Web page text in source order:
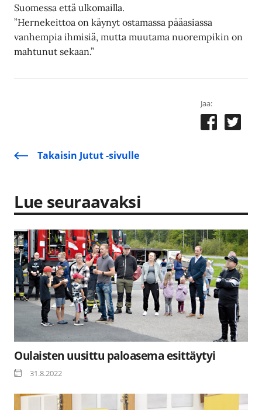
Suomessa että ulkomailla.
”Hernekeittoa on käynyt ostamassa pääasiassa
vanhempia ihmisiä, mutta muutama nuorempikin on
mahtunut sekaan.”
Jaa:
Takaisin Jutut -sivulle
Lue seuraavaksi
Oulaisten uusittu paloasema esittäytyi
31.8.2022